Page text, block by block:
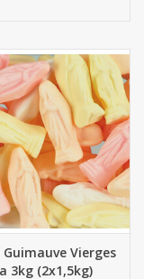
Vierges
3kg (2x1,5kg)